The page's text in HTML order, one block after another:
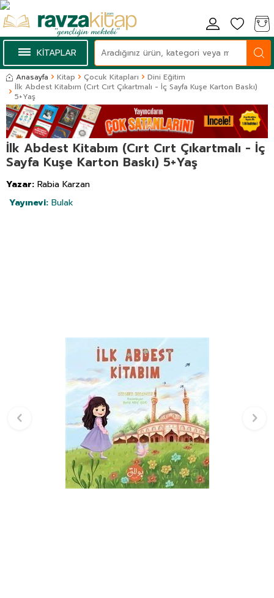
KİTAPLAR
Anasayfa Kitap Çocuk Kitapları
Dini Eğitim
İlk Abdest Kitabım (Cırt Cırt Çıkartmalı - İç Sayfa Kuşe Karton Baskı)
5+Yaş
İlk Abdest Kitabım (Cırt Cırt Çıkartmalı - İç
Sayfa Kuşe Karton Baskı) 5+Yaş
Yazar: Rabia Karzan
Yayınevi: Bulak